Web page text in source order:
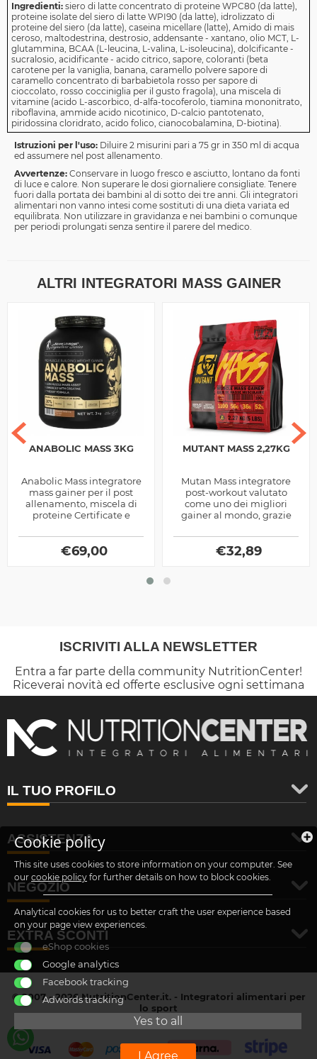
Ingredienti: siero di latte concentrato di proteine WPC80 (da latte),
proteine isolate del siero di latte WPI90 (da latte), idrolizzato di
proteine del siero (da latte), caseina micellare (latte), Amido di mais
ceroso, maltodestrina, destrosio, addensante - xantano, olio MCT, L-
glutammina, BCAA (L-leucina, L-valina, L-isoleucina), dolcificante -
sucralosio, acidificante - acido citrico, sapore, coloranti (beta
carotene per la vaniglia, banana, caramello polvere sapore di
caramello concentrato di barbabietola rosso per sapore di
cioccolato, rosso cocciniglia per il gusto fragola), una miscela di
vitamine (acido L-ascorbico, d-alfa-tocoferolo, tiamina mononitrato,
riboflavina, ammide acido nicotinico, D-calcio pantotenato,
piridossina cloridrato, acido folico, cianocobalamina, D-biotina).
Istruzioni per l'uso: Diluire 2 misurini pari a 75 gr in 350 ml di acqua
ed assumere nel post allenamento.
Avvertenze: Conservare in luogo fresco e asciutto, lontano da fonti
di luce e calore. Non superare le dosi giornaliere consigliate. Tenere
fuori dalla portata dei bambini al di sotto dei tre anni. Gli integratori
alimentari non vanno intesi come sostituti di una dieta variata ed
equilibrata. Non utilizzare in gravidanza e nei bambini o comunque
per periodi prolungati senza sentire il parere del medico.
ALTRI INTEGRATORI MASS GAINER
ANABOLIC MASS 3KG
Anabolic Mass integratore
mass gainer per il post
allenamento, miscela di
proteine Certificate e
arricchita con stimolatori...
€69,00
MUTANT MASS 2,27KG
Mutan Mass integratore
post-workout valutato
come uno dei migliori
gainer al mondo, grazie
carboidrati e proteine
promuove la crescita...
€32,89
ISCRIVITI ALLA NEWSLETTER
Entra a far parte della community NutritionCenter!
Riceverai novità ed offerte esclusive ogni settimana
IL TUO PROFILO
ASSISTENZA
NEGOZIO
EXTRA SCONTI
© 2007 - 2026 NutritionCenter.it. - Integratori alimentari per
lo sport
customer@nutritioncenter.it
Cookie policy
This site uses cookies to store information on your computer. See
our cookie policy for further details on how to block cookies.
Analytical cookies for us to better craft the user experience based
on your page view experiences.
eShop cookies
Google analytics
Facebook tracking
Adwords tracking
Yes to all
I Agree